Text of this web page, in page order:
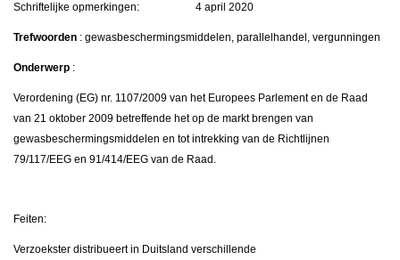
Schriftelijke opmerkingen: 4 april 2020
Trefwoorden : gewasbeschermingsmiddelen, parallelhandel, vergunningen
Onderwerp :
Verordening (EG) nr. 1107/2009 van het Europees Parlement en de Raad
van 21 oktober 2009 betreffende het op de markt brengen van
gewasbeschermingsmiddelen en tot intrekking van de Richtlijnen
79/117/EEG en 91/414/EEG van de Raad.
Feiten:
Verzoekster distribueert in Duitsland verschillende